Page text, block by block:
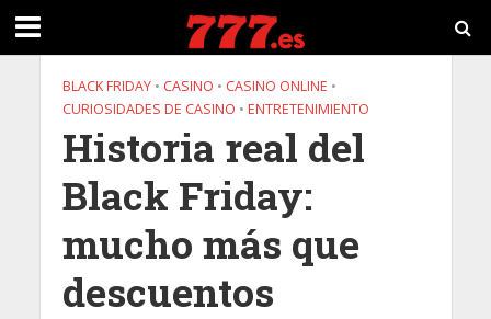
BLACK FRIDAY • CASINO • CASINO ONLINE •
CURIOSIDADES DE CASINO • ENTRETENIMIENTO
Historia real del
Black Friday:
mucho más que
descuentos